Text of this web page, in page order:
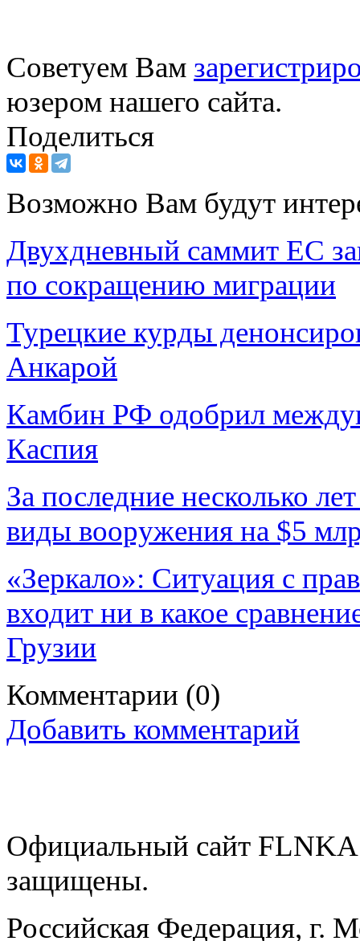
Советуем Вам
юзером нашего сайта.
Поделиться
Возможно Вам будут
Двухдневный саммит ЕС
по сокращению миграции
Турецкие курды
Анкарой
Камбин РФ одобрил
Каспия
За последние несколько
виды вооружения на $5
«Зеркало»: Ситуация с
входит ни в какое
Грузии
Комментарии (0)
Добавить комментарий
Официальный сайт
защищены.
Российская Федерация, г.